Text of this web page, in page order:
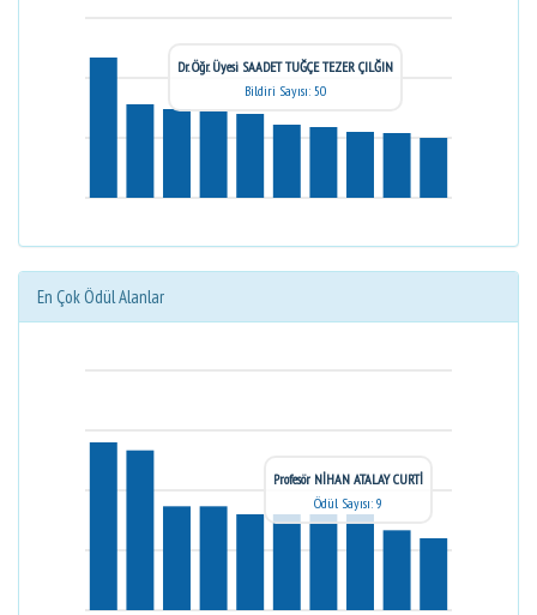
Dr. Öğr. Üyesi SAADET TUĞÇE TEZER ÇILĞIN
Bildiri Sayısı: 50
En Çok Ödül Alanlar
Profesör NİHAN ATALAY CURTİ
Ödül Sayısı: 9